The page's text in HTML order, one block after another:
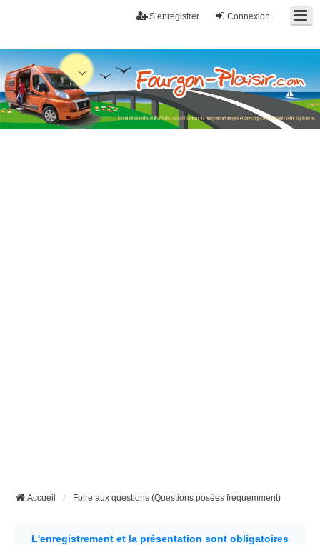
Connexion
S’enregistrer
Fourgon-plaisir.com
Forum de conseils et d'entraide des utilisateurs de fourgons, fourgons
aménagés, vans et de camping-car. Partagez votre expérience.
Accueil Foire aux questions (Questions posées fréquemment)
L'enregistrement et la présentation sont obligatoires